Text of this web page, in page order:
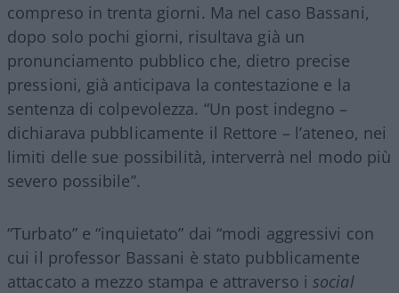
compreso in trenta giorni. Ma nel caso Bassani,
dopo solo pochi giorni, risultava già un
pronunciamento pubblico che, dietro precise
pressioni, già anticipava la contestazione e la
sentenza di colpevolezza. “Un post indegno –
dichiarava pubblicamente il Rettore – l’ateneo, nei
limiti delle sue possibilità, interverrà nel modo più
severo possibile”.
“Turbato” e “inquietato” dai “modi aggressivi con
cui il professor Bassani è stato pubblicamente
attaccato a mezzo stampa e attraverso isocial